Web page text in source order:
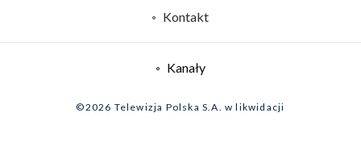
System NOS
Biuro Reklamy
Kontakt
Kanały
©2026 Telewizja Polska S.A. w likwidacji